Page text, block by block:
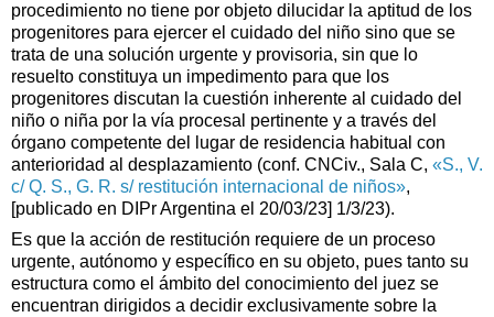
procedimiento no tiene por objeto dilucidar la aptitud de los
progenitores para ejercer el cuidado del niño sino que se
trata de una solución urgente y provisoria, sin que lo
resuelto constituya un impedimento para que los
progenitores discutan la cuestión inherente al cuidado del
niño o niña por la vía procesal pertinente y a través del
órgano competente del lugar de residencia habitual con
anterioridad al desplazamiento (conf. CNCiv., Sala C, «S., V.
c/ Q. S., G. R. s/ restitución internacional de niños»,
[publicado en DIPr Argentina el 20/03/23] 1/3/23).
Es que la acción de restitución requiere de un proceso
urgente, autónomo y específico en su objeto, pues tanto su
estructura como el ámbito del conocimiento del juez se
encuentran dirigidos a decidir exclusivamente sobre la